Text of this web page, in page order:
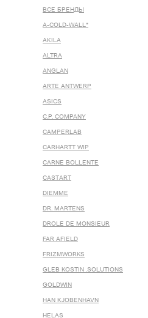
ВСЕ БРЕНДЫ
A-COLD-WALL*
AKILA
ALTRA
ANGLAN
ARTE ANTWERP
ASICS
C.P. COMPANY
CAMPERLAB
CARHARTT WIP
CARNE BOLLENTE
CASTART
DIEMME
DR. MARTENS
DROLE DE MONSIEUR
FAR AFIELD
FRIZMWORKS
GLEB KOSTIN .SOLUTIONS
GOLDWIN
HAN KJOBENHAVN
HELAS